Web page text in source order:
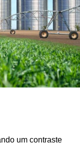
um contraste